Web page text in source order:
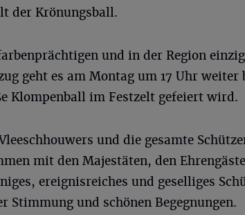
der Krönungsball.
und in der Region
geht es am Montag um 17 Uhr weiter
Klompenball im Festzelt gefeiert wird.
und die gesamte
mit den Majestäten, den
ereignisreiches und geselliges
Stimmung und schönen Begegnungen.